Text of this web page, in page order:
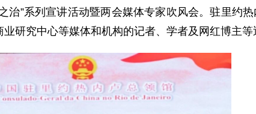
治”系列宣讲活动暨两会媒体专家吹风会。驻里约
研究中心等媒体和机构的记者、学者及网红博主等